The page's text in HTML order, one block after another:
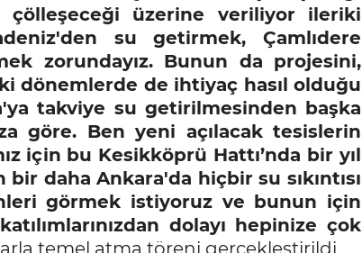
üzerine veriliyor ileriki
su getirmek, Çamlıdere
zorundayız. Bunun da projesini,
dönemlerde de ihtiyaç hasıl olduğu
takviye su getirilmesinden başka
göre. Ben yeni açılacak tesislerin
için bu Kesikköprü Hattı’nda bir yıl
daha Ankara'da hiçbir su sıkıntısı
görmek istiyoruz ve bunun için
dolayı hepinize çok